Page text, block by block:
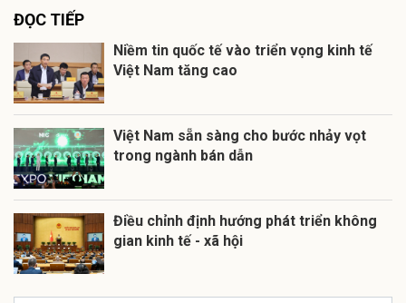
ĐỌC TIẾP
Niềm tin quốc tế vào triển vọng kinh tế
Việt Nam tăng cao
Việt Nam sẵn sàng cho bước nhảy vọt
trong ngành bán dẫn
Điều chỉnh định hướng phát triển không
gian kinh tế - xã hội